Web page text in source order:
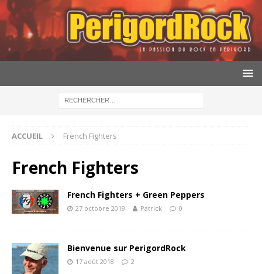
ACCUEIL French Fighters
French Fighters
French Fighters + Green Peppers
27 octobre 2019 Patrick 0
Bienvenue sur PerigordRock
17 août 2018 2